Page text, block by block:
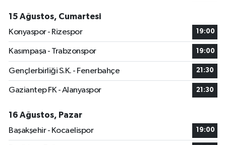
15 Ağustos, Cumartesi
Konyaspor - Rizespor
19:00
Kasımpaşa - Trabzonspor 19:00
Gençlerbirliği S.K. - Fenerbahçe 21:30
Gaziantep FK - Alanyaspor 21:30
16 Ağustos, Pazar
Başakşehir - Kocaelispor
19:00